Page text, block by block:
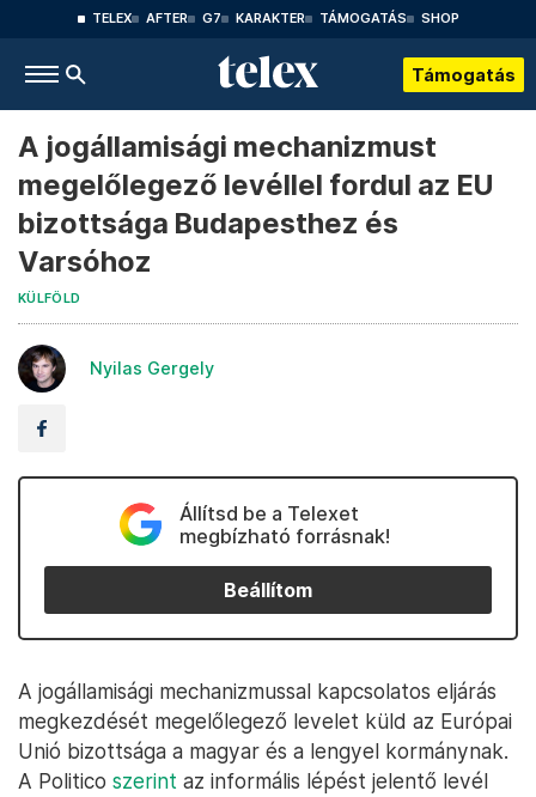
TELEX AFTER G7 KARAKTER TÁMOGATÁS SHOP
Támogatás
A jogállamisági mechanizmust
megelőlegező levéllel fordul az EU
bizottsága Budapesthez és
Varsóhoz
KÜLFÖLD
Nyilas Gergely
Állítsd be a Telexet
megbízható forrásnak!
Beállítom
A jogállamisági mechanizmussal kapcsolatos eljárás
megkezdését megelőlegező levelet küld az Európai
Unió bizottsága a magyar és a lengyel kormánynak.
A Politico szerint az informális lépést jelentő levél